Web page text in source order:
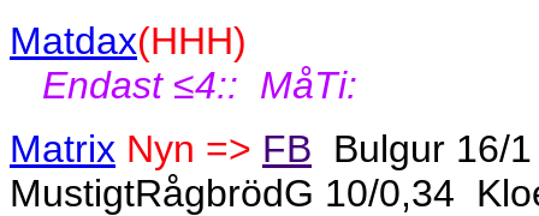
Matdax(HHH)
Endast ≤4:: MåTi:
Matrix Nyn => FB Bulgur 16/
MustigtRågbrödG 10/0,34